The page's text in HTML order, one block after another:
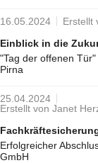
16.05.2024
Erstellt
Einblick in die
"Tag der offenen
Pirna
25.04.2024
Erstellt von Janet
Erfolgreicher
GmbH